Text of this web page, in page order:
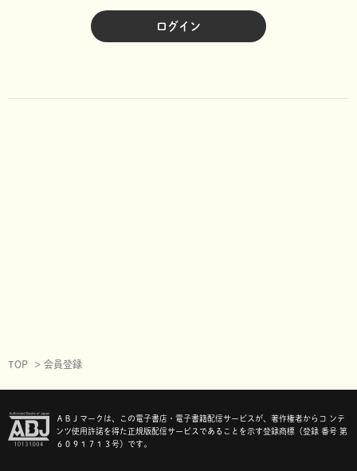
ログイン
TOP 会員登録
ＡＢＪマークは、この電子書店・電子書籍配信サービスが、著作権者からコ ンテ
ンツ使用許諾を得た正規版配信サービスであることを示す登録商標（登録 番号 第
６０９１７１３号）です。